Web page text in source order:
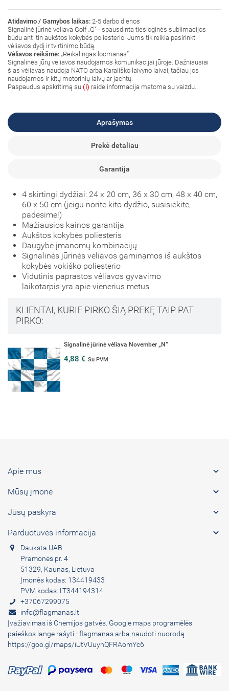
Atidavimo / Gamybos laikas: 2-5 darbo dienos
Signalinė jūrinė vėliava Golf „G" - spausdinta tiesioginės sublimacijos
būdu ant itin aukštos kokybės poliesterio. Jums tik reikia pasirinkti
vėliavos dydį ir tvirtinimo būdą.
Vėliavos reikšmė: „Reikalingas locmanas“
Signalinės jūrų vėliavos naudojamos komunikacijai jūroje. Dažniausiai
šias vėliavas naudoja NATO arba Karališko laivyno laivai, tačiau jos
naudojamos ir kitų motorinių laivų ar jachtų.
Paspaudus apskritimą su (i) raide informacija matoma su vaizdu.
Aprašymas
Prekė detaliau
Garantija
4 skirtingi dydžiai: 24 x 20 cm, 36 x 30 cm, 48 x 40 cm,
60 x 50 cm (jeigu norite kito dydžio, susisiekite,
padėsime!)
Mažiausios kainos garantija
Aukštos kokybės poliesteris
Daugybė įmanomų kombinacijų
Signalinės jūrinės vėliavos gaminamos iš aukštos
kokybės vokiško poliesterio
Vidutinis paprastos vėliavos gyvavimo
laikotarpis yra apie vienerius metus
KLIENTAI, KURIE PIRKO ŠIĄ PREKĘ TAIP PAT
PIRKO:
Signalinė jūrinė vėliava November „N“
4,88 € Su PVM
Apie mus 
Mūsų įmonė 
Jūsų paskyra 
Parduotuvės informacija 
Dauksta UAB
Pramonės pr. 4
51329, Kaunas, Lietuva
Įmonės kodas: 134419433
PVM kodas: LT344194314
+37067299075
info@flagmanas.lt
Įvažiavimas iš Chemijos gatvės. Google maps programėlės
paieškos lange rašyti - flagmanas arba naudoti nuorodą
https://goo.gl/maps/iUtVUuynQFRAomYc6